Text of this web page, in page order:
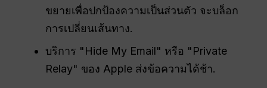
ขยายเพื่อปกป้องความเป็นส่วนตัว จะบล็อก
การเปลี่ยนเส้นทาง.
บริการ "Hide My Email" หรือ "Private
Relay" ของ Apple ส่งข้อความได้ช้า.